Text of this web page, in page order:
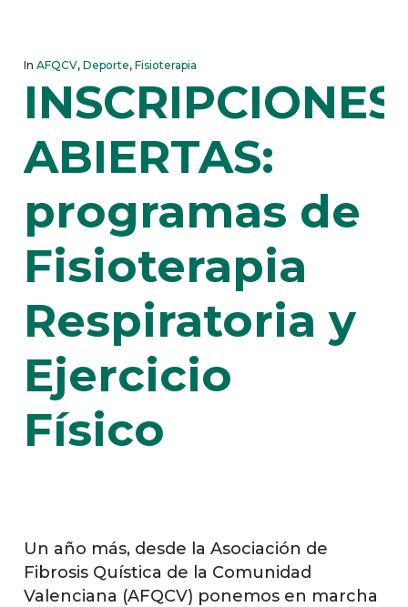
In AFQCV, Deporte, Fisioterapia
INSCRIPCIONES
ABIERTAS:
programas de
Fisioterapia
Respiratoria y
Ejercicio
Físico
Un año más, desde la Asociación de
Fibrosis Quística de la Comunidad
Valenciana (AFQCV) ponemos en marcha